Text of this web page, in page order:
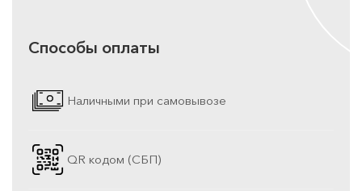
Способы оплаты
Наличными при самовывозе
QR кодом (СБП)